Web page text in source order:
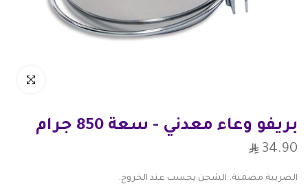
انقر للتكبير
بريفو وعاء معدني - سعة 850 جرام
34.90
الضريبة مضمنة. الشحن يحسب عند الخروج.